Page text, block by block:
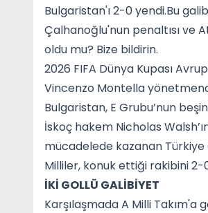
Bulgaristan'ı 2-0 yendi.Bu
Çalhanoğlu'nun penaltısı ve
oldu mu? Bize bildirin.
2026 FIFA Dünya Kupası
Vincenzo Montella
Bulgaristan, E Grubu’nun
İskoç hakem Nicholas
mücadelede kazanan Türkiye
Milliler, konuk ettiği rakibini
İKİ GOLLÜ GALİBİYET
Karşılaşmada A Milli